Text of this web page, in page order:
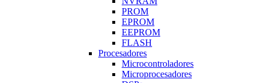
PROM
EPROM
EEPROM
FLASH
Procesadores
Microcontroladores
Microprocesadores